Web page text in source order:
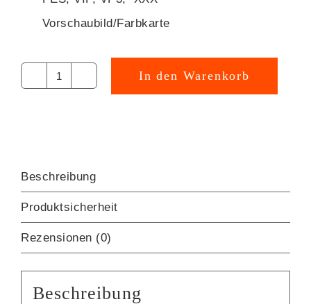
Vorschaubild/Farbkarte
HASE
In den Warenkorb
Beschreibung
Produktsicherheit
Rezensionen (0)
Beschreibung